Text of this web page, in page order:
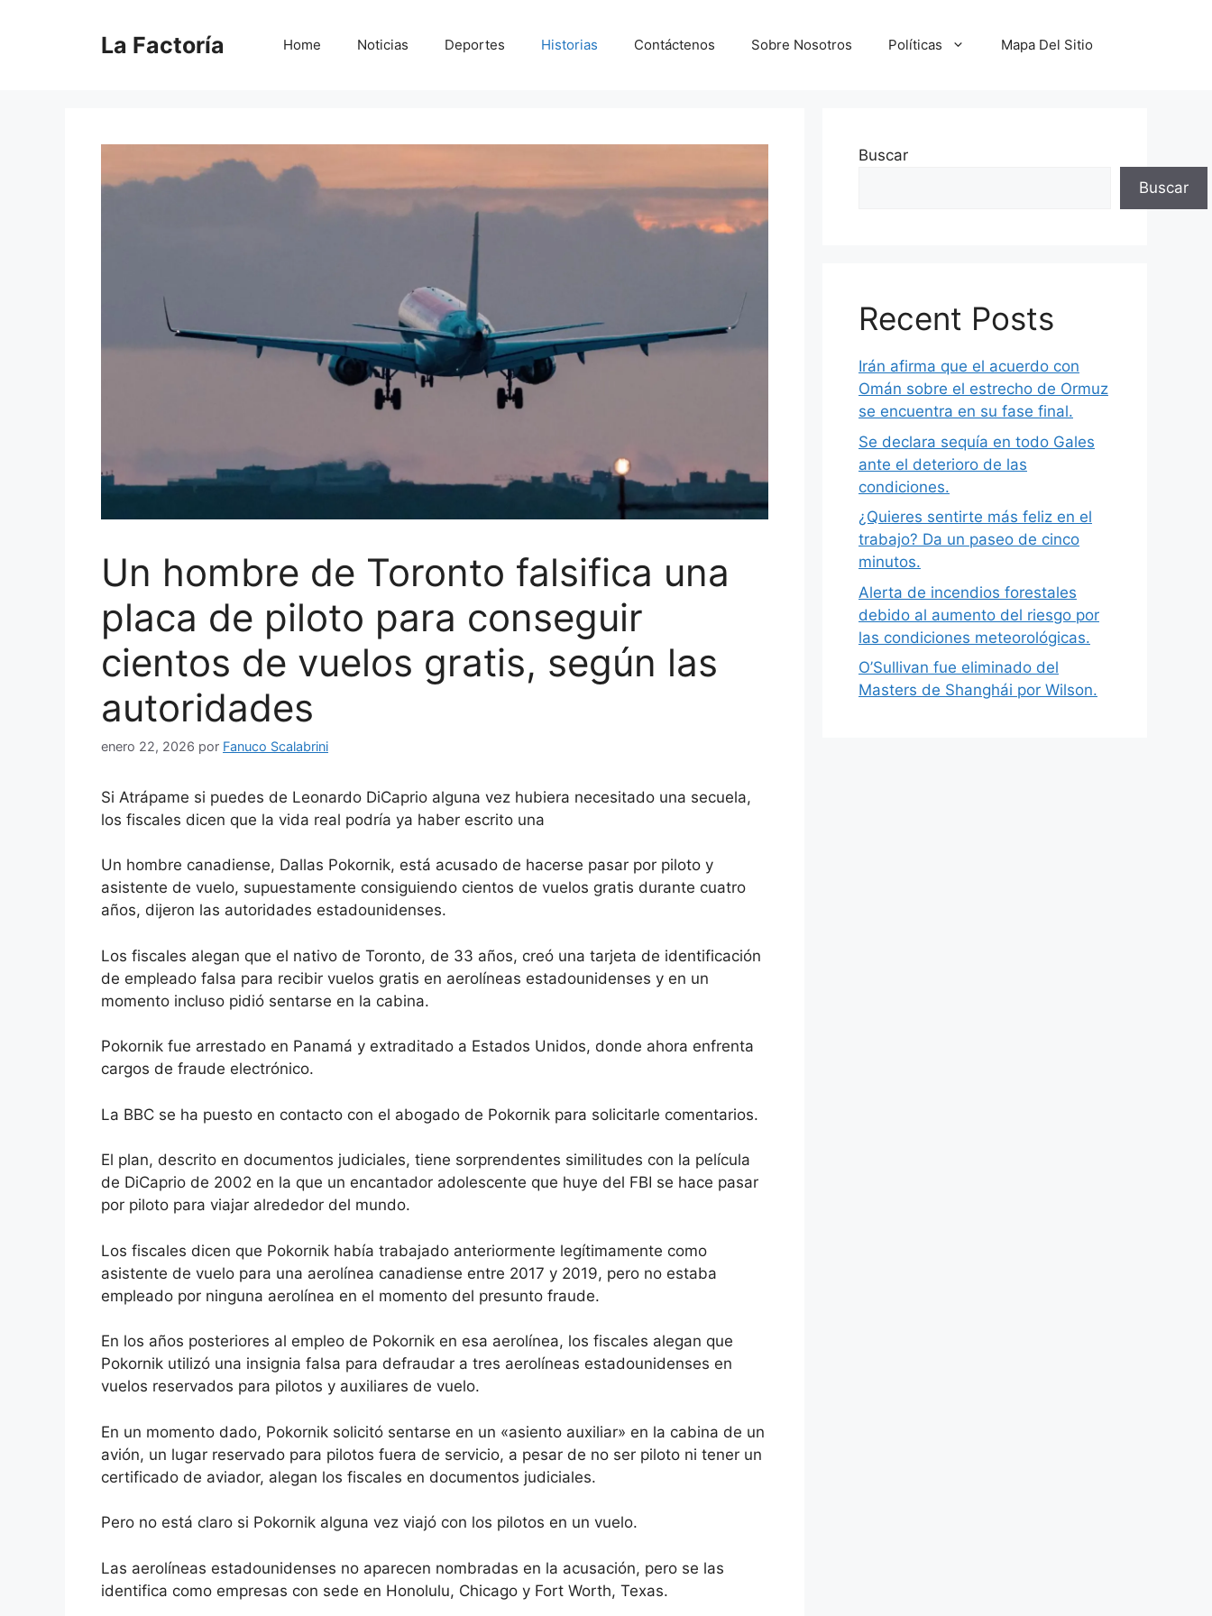
La Factoría Home Noticias Deportes Historias Contáctenos Sobre Nosotros Políticas Mapa Del Sitio
Un hombre de Toronto falsifica una
placa de piloto para conseguir
cientos de vuelos gratis, según las
autoridades
enero 22, 2026 por Fanuco Scalabrini
Si Atrápame si puedes de Leonardo DiCaprio alguna vez hubiera necesitado una secuela,
los fiscales dicen que la vida real podría ya haber escrito una
Un hombre canadiense, Dallas Pokornik, está acusado de hacerse pasar por piloto y
asistente de vuelo, supuestamente consiguiendo cientos de vuelos gratis durante cuatro
años, dijeron las autoridades estadounidenses.
Los fiscales alegan que el nativo de Toronto, de 33 años, creó una tarjeta de identificación
de empleado falsa para recibir vuelos gratis en aerolíneas estadounidenses y en un
momento incluso pidió sentarse en la cabina.
Pokornik fue arrestado en Panamá y extraditado a Estados Unidos, donde ahora enfrenta
cargos de fraude electrónico.
La BBC se ha puesto en contacto con el abogado de Pokornik para solicitarle comentarios.
El plan, descrito en documentos judiciales, tiene sorprendentes similitudes con la película
de DiCaprio de 2002 en la que un encantador adolescente que huye del FBI se hace pasar
por piloto para viajar alrededor del mundo.
Los fiscales dicen que Pokornik había trabajado anteriormente legítimamente como
asistente de vuelo para una aerolínea canadiense entre 2017 y 2019, pero no estaba
empleado por ninguna aerolínea en el momento del presunto fraude.
En los años posteriores al empleo de Pokornik en esa aerolínea, los fiscales alegan que
Pokornik utilizó una insignia falsa para defraudar a tres aerolíneas estadounidenses en
vuelos reservados para pilotos y auxiliares de vuelo.
En un momento dado, Pokornik solicitó sentarse en un «asiento auxiliar» en la cabina de un
avión, un lugar reservado para pilotos fuera de servicio, a pesar de no ser piloto ni tener un
certificado de aviador, alegan los fiscales en documentos judiciales.
Pero no está claro si Pokornik alguna vez viajó con los pilotos en un vuelo.
Las aerolíneas estadounidenses no aparecen nombradas en la acusación, pero se las
identifica como empresas con sede en Honolulu, Chicago y Fort Worth, Texas.
Buscar
Buscar
Recent Posts
Irán afirma que el acuerdo con
Omán sobre el estrecho de Ormuz
se encuentra en su fase final.
Se declara sequía en todo Gales
ante el deterioro de las
condiciones.
¿Quieres sentirte más feliz en el
trabajo? Da un paseo de cinco
minutos.
Alerta de incendios forestales
debido al aumento del riesgo por
las condiciones meteorológicas.
O’Sullivan fue eliminado del
Masters de Shanghái por Wilson.